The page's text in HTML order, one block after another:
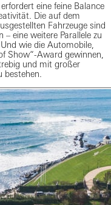
eine feine Balance
Die auf dem
Fahrzeuge sind
– eine weitere Parallele zu
wie die Automobile,
Show“-Award gewinnen,
und mit großer
bestehen.